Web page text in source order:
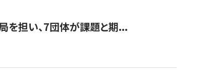
を担い、7団体が課題と期...